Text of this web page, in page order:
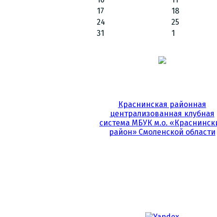
17
18
24
25
31
1
Краснинская районная
централизованная клубная
система МБУК м.о.
район» Смоленской области